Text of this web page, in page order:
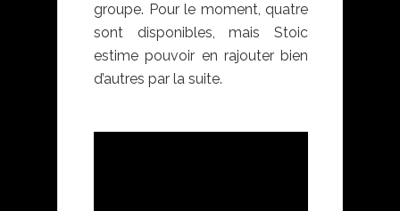
groupe. Pour le moment, quatre
sont disponibles, mais Stoic
estime pouvoir en rajouter bien
d’autres par la suite.